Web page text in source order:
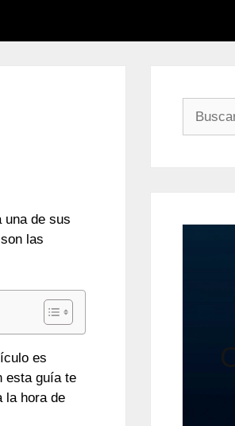
una de sus
las
es
esta guía te
la hora de